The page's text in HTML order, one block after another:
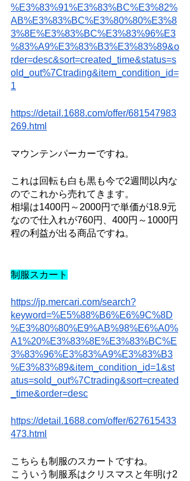
%E3%83%91%E3%83%BC%E3%82%
AB%E3%83%BC%E3%80%80%E3%8
3%8E%E3%83%BC%E3%83%96%E3
%83%A9%E3%83%B3%E3%83%89&o
rder=desc&sort=created_time&status=s
old_out%7Ctrading&item_condition_id=
1
https://detail.1688.com/offer/681547983
269.html
マウンテンパーカーですね。
これは回転も白も黒も今で2週間以内な
のでこれから売れてきます。
相場は1400円～2000円で単価が18.9元
なので仕入れが760円、400円～1000円
程の利益が出る商品ですね。
制服スカート
https://jp.mercari.com/search?
keyword=%E5%88%B6%E6%9C%8D
%E3%80%80%E9%AB%98%E6%A0%
A1%20%E3%83%8E%E3%83%BC%E
3%83%96%E3%83%A9%E3%83%B3
%E3%83%89&item_condition_id=1&st
atus=sold_out%7Ctrading&sort=created
_time&order=desc
https://detail.1688.com/offer/627615433
473.html
こちらも制服のスカートですね。
こういう制服系はクリスマスと年明け2